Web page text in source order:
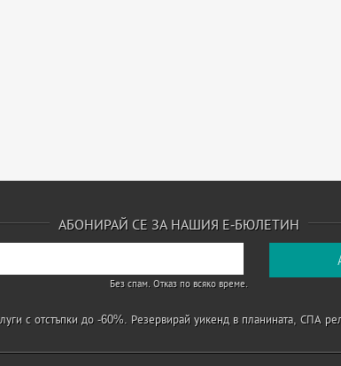
АБОНИРАЙ СЕ ЗА НАШИЯ Е-БЮЛЕТИН
Без спам. Отказ по всяко време.
с отстъпки до -60%. Резервирай уикенд в планината, СПА